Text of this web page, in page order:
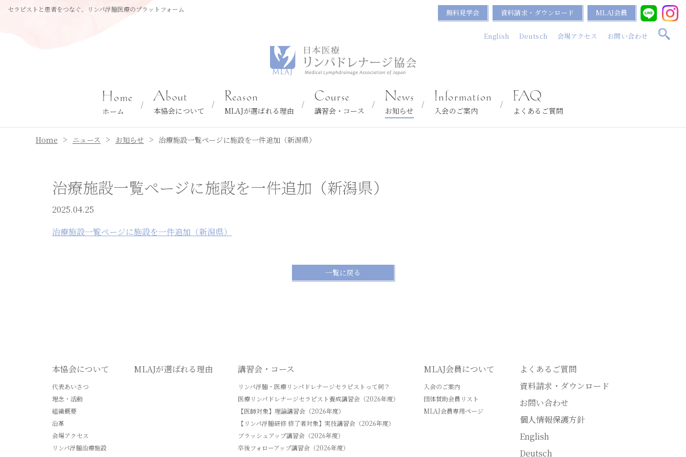
セラピストと患者をつなぐ、リンパ浮腫医療のプラットフォーム 無料見学会 資料請求・ダウンロード MLAJ会員
English Deutsch 会場アクセス お問い合わせ
ホーム
Home
本協会について
About
MLAJが選ばれる理由
Reason
講習会・コース
Course
お知らせ
News
入会のご案内
Information
よくあるご質問
FAQ
Home > ニュース > お知らせ > 治療施設一覧ページに施設を一件追加（新潟県）
治療施設一覧ページに施設を一件追加（新潟県）
2025.04.25
治療施設一覧ページに施設を一件追加（新潟県）
一覧に戻る
本協会について
代表あいさつ
理念・活動
組織概要
沿革
会場アクセス
リンパ浮腫治療施設
MLAJが選ばれる理由 講習会・コース
リンパ浮腫・医療リンパドレナージセラピストって何？
医療リンパドレナージセラピスト養成講習会（2026年度）
【医師対象】理論講習会（2026年度）
【リンパ浮腫研修 修了者対象】実技講習会（2026年度）
ブラッシュアップ講習会（2026年度）
卒後フォローアップ講習会（2026年度）
MLAJ会員について
入会のご案内
団体賛助会員リスト
MLAJ会員専用ページ
よくあるご質問
資料請求・ダウンロード
お問い合わせ
個人情報保護方針
English
Deutsch